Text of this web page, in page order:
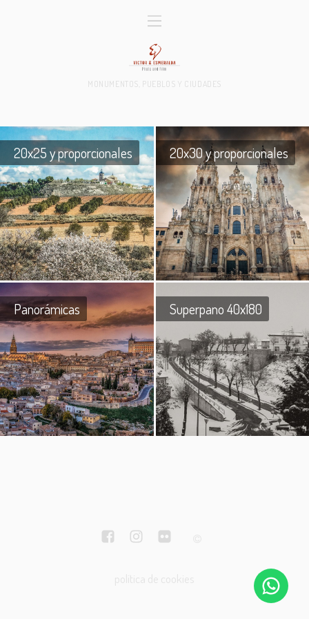
MONUMENTOS, PUEBLOS Y CIUDADES
20x25 y proporcionales 20x30 y proporcionales
Panorámicas Superpano 40x180